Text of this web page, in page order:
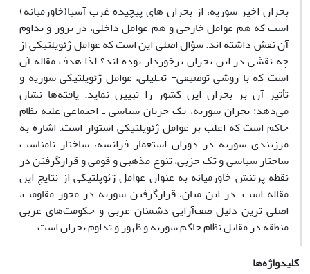
بحران اخیر سوریه، از بحران های پیچیده غرب آسیا(خاورمیانه)
است که هم عوامل خارجی و هم عوامل داخلی، در بروز و تداوم
آن نقش داشته اند. سؤال اصلی این است که عوامل ژئوپلتیکی از
چه نقشی در این بحران برخوردار بوده اند؟ لذا هدف مقاله آن
است که با روشی توصیفی- تحلیلی، عوامل ژئوپلتیکی سوریه و
تأثیر آن بر بحران این کشور را تبیین نماید. یافته‌ها نشان
می‌دهد: بحران سوریه، یک جریان سیاسی ـ اجتماعی علیه نظام
حاکم است که اغلب بر عوامل ژئوپلتیکی استوار است. اشاره به
مرزبندی سوریه در دوران استعمار فرانسه، ساختار نامناسب
ساختار سیاسی و تک حزبی، تنوع مذهبی و قومی و قرارگرفتن در
نقطه پرتنش خاورمیانه به عنوان عوامل ژئوپلتیکی از نتایج این
مقاله است. در این میان، قرارگرفتن سوریه در محور مقاومت،
اصلی ترین دلیل صف‌آرایی دشمنان غربی و حکومت‌های عربی
منطقه در مقابل نظام حاکم سوریه و ظهور و تداوم بحران است.
کلیدواژه‌ها